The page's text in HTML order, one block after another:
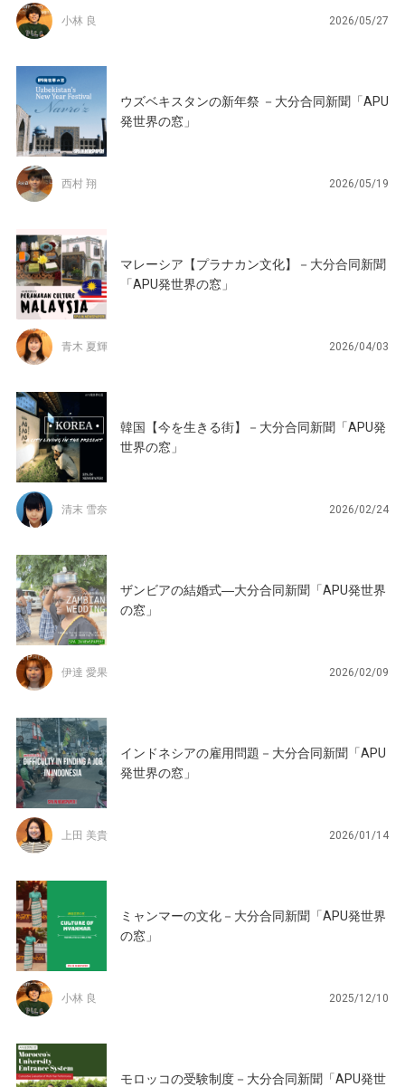
小林 良 2026/05/27
ウズベキスタンの新年祭 －大分合同新聞「APU
発世界の窓」
西村 翔 2026/05/19
マレーシア【プラナカン文化】－大分合同新聞
「APU発世界の窓」
青木 夏輝 2026/04/03
韓国【今を生きる街】－大分合同新聞「APU発
世界の窓」
清末 雪奈 2026/02/24
ザンビアの結婚式―大分合同新聞「APU発世界
の窓」
伊達 愛果 2026/02/09
インドネシアの雇用問題－大分合同新聞「APU
発世界の窓」
上田 美貴 2026/01/14
ミャンマーの文化－大分合同新聞「APU発世界
の窓」
小林 良 2025/12/10
モロッコの受験制度－大分合同新聞「APU発世